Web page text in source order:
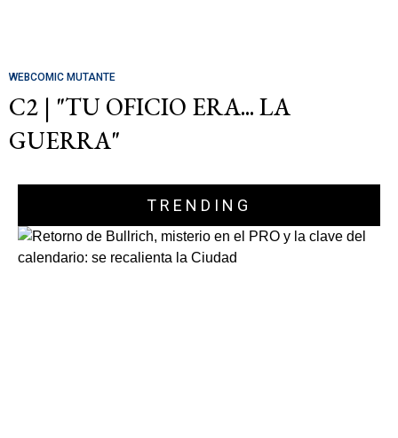
WEBCOMIC MUTANTE
C2 | "TU OFICIO ERA... LA
GUERRA"
TRENDING